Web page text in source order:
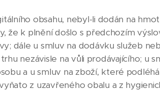
obsahu, nebyl-li dodán na
že k plnění došlo s předchozím
dále u smluv na dodávku služeb
nezávisle na vůli prodávajícího; u
a u smluv na zboží, které
z uzavřeného obalu a z